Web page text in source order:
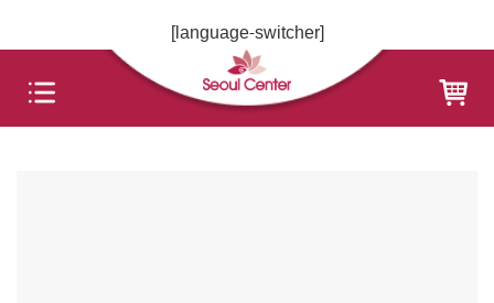
[language-switcher]